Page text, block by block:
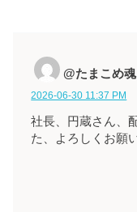
@たまこめ魂
2026-06-30 11:37 PM
社長、円蔵さん、
た、よろしくお願